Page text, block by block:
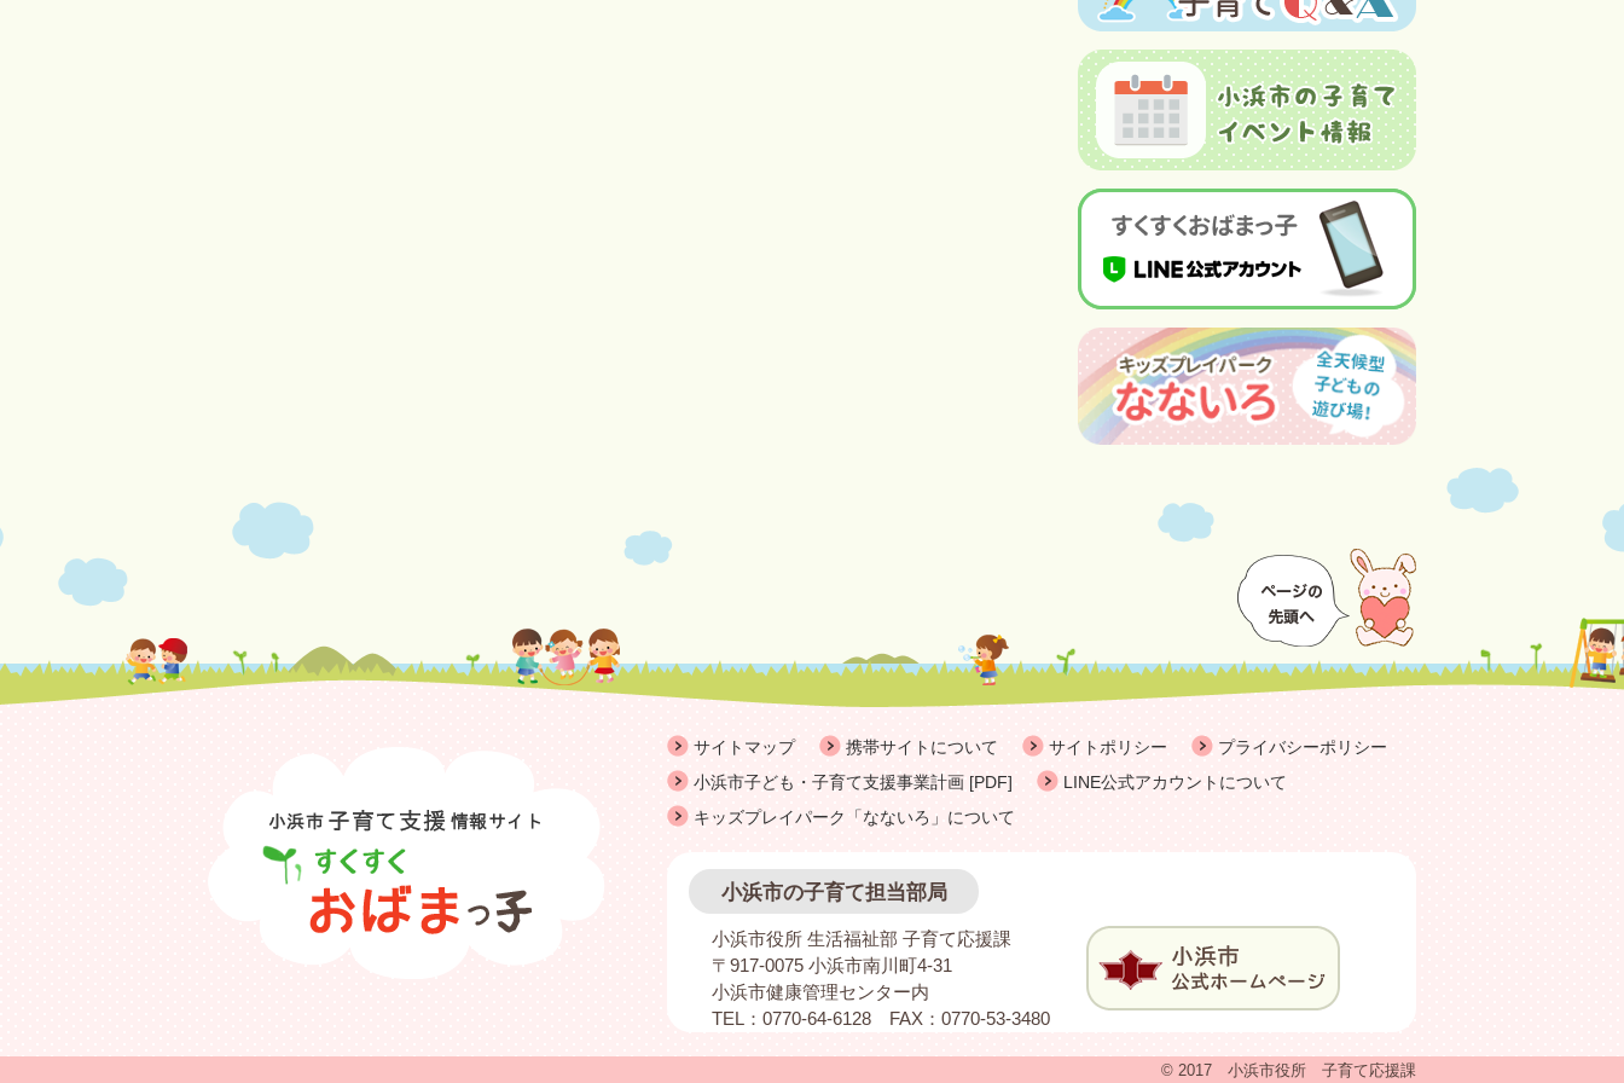
サイトマップ 携帯サイトについて サイトポリシー
プライバシーポリシー
小浜市子ども・子育て支援事業計画 [PDF]
LINE公式アカウントについて
キッズプレイパーク「なないろ」について
小浜市の子育て担当部局
小浜市役所 生活福祉部 子育て応援課
〒917-0075 小浜市南川町4-31
小浜市健康管理センター内
TEL：0770-64-6128 FAX：0770-53-3480
© 2017 小浜市役所 子育て応援課